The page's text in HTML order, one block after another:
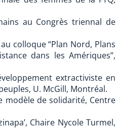
au Congrès triennal de
colloque “Plan Nord, Plans
dans les Amériques”,
extractiviste en
U. McGill, Montréal.
modèle de solidarité, Centre
Chaire Nycole Turmel,